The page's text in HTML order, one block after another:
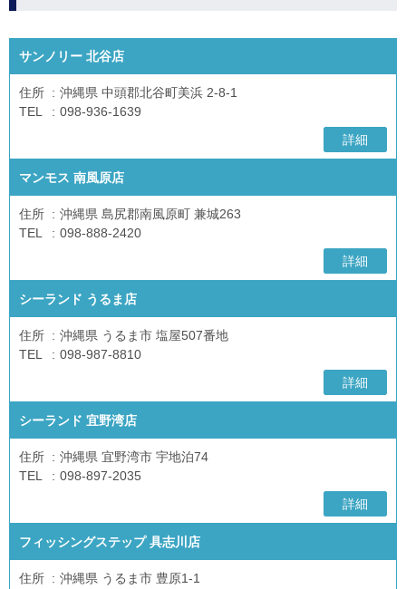
サンノリー 北谷店
住所
沖縄県 中頭郡北谷町美浜 2-8-1
TEL
098-936-1639
詳細
マンモス 南風原店
住所
沖縄県 島尻郡南風原町 兼城263
TEL
098-888-2420
詳細
シーランド うるま店
住所
沖縄県 うるま市 塩屋507番地
TEL
098-987-8810
詳細
シーランド 宜野湾店
住所
沖縄県 宜野湾市 宇地泊74
TEL
098-897-2035
詳細
フィッシングステップ 具志川店
住所
沖縄県 うるま市 豊原1-1